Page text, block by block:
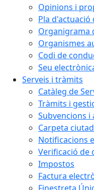
Opinions i
Pla
Organigrama
Organismes
Codi de
Seu
Serveis i tràmits
Catàleg de
Tràmits i
Subvencions i
Carpeta
Notificacions
Verificació de
Impostos
Factura